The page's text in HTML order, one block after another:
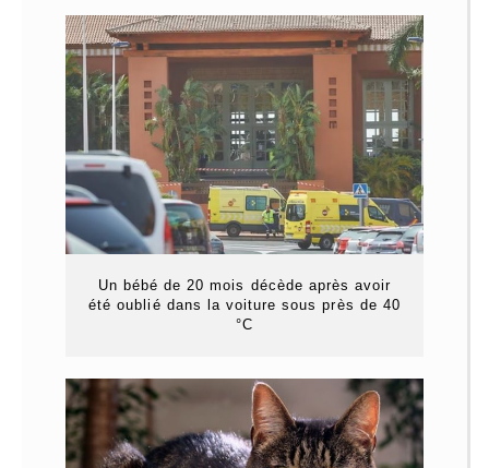
Un bébé de 20 mois décède après avoir
été oublié dans la voiture sous près de 40
°C